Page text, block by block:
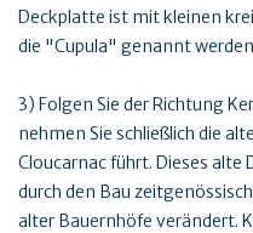
Deckplatte ist mit kleinen
die "Cupula" genannt
3) Folgen Sie der Richtung
nehmen Sie schließlich die
Cloucarnac führt. Dieses alte
durch den Bau
alter Bauernhöfe verändert.